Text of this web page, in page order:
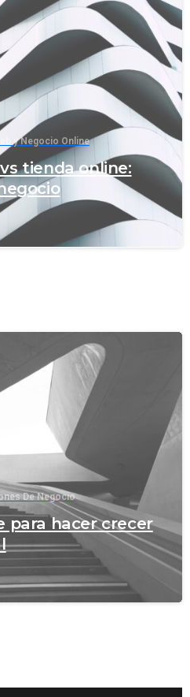
-
y Negocio Online
tienda online:
De Negocio
para hacer crecer